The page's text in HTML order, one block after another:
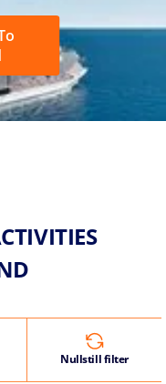
Nullstill filter